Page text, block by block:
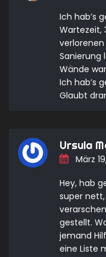
Ich hab’s
Wartezeit,
verlorenen
Sanierung
Wände
Ich hab’s
Glaubt
Ursula
März
Hey, hab
super
gestellt.
jemand
eine Liste